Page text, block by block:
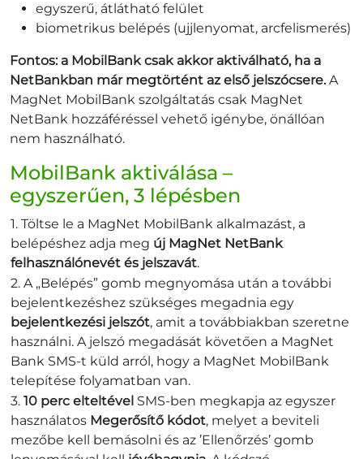
egyszerű, átlátható felület
biometrikus belépés (ujjlenyomat, arcfelismerés)
Fontos: a MobilBank csak akkor aktiválható, ha a
NetBankban már megtörtént az első jelszócsere.A
MagNet MobilBank szolgáltatás csak MagNet
NetBank hozzáféréssel vehető igénybe, önállóan
nem használható.
MobilBank aktiválása –
egyszerűen, 3 lépésben
Töltse le a MagNet MobilBank alkalmazást, a
belépéshez adja meg új MagNet NetBank
felhasználónevét és jelszavát.
A „Belépés” gomb megnyomása után a további
bejelentkezéshez szükséges megadnia egy
bejelentkezési jelszót, amit a továbbiakban szeretne
használni. A jelszó megadását követően a MagNet
Bank SMS-t küld arról, hogy a MagNet MobilBank
telepítése folyamatban van.
10 perc elteltével SMS-ben megkapja az egyszer
használatos Megerősítő kódot, melyet a beviteli
mezőbe kell bemásolni és az ’Ellenőrzés’ gomb